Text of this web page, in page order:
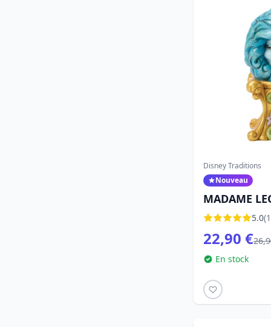
Disney Traditions
Nouveau
MADAME
TRADITIONS
5.0
22,90 €
En stock